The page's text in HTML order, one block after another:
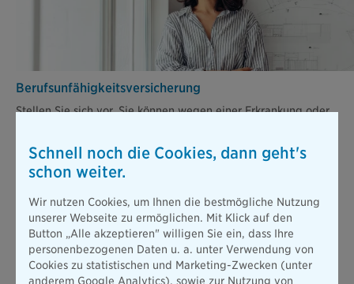
Alle Produkte
Berufsunfähigkeits­versicherung
Stellen Sie sich vor, Sie können wegen einer Erkrankung oder
Lebensstandard zu halten.
Schnell noch die Cookies, dann geht's
schon weiter.
Wir nutzen Cookies, um Ihnen die bestmögliche Nutzung
unserer Webseite zu ermöglichen. Mit Klick auf den
Button „Alle akzeptieren" willigen Sie ein, dass Ihre
personenbezogenen Daten u. a. unter Verwendung von
Cookies zu statistischen und Marketing-Zwecken (unter
anderem Google Analytics), sowie zur Nutzung von